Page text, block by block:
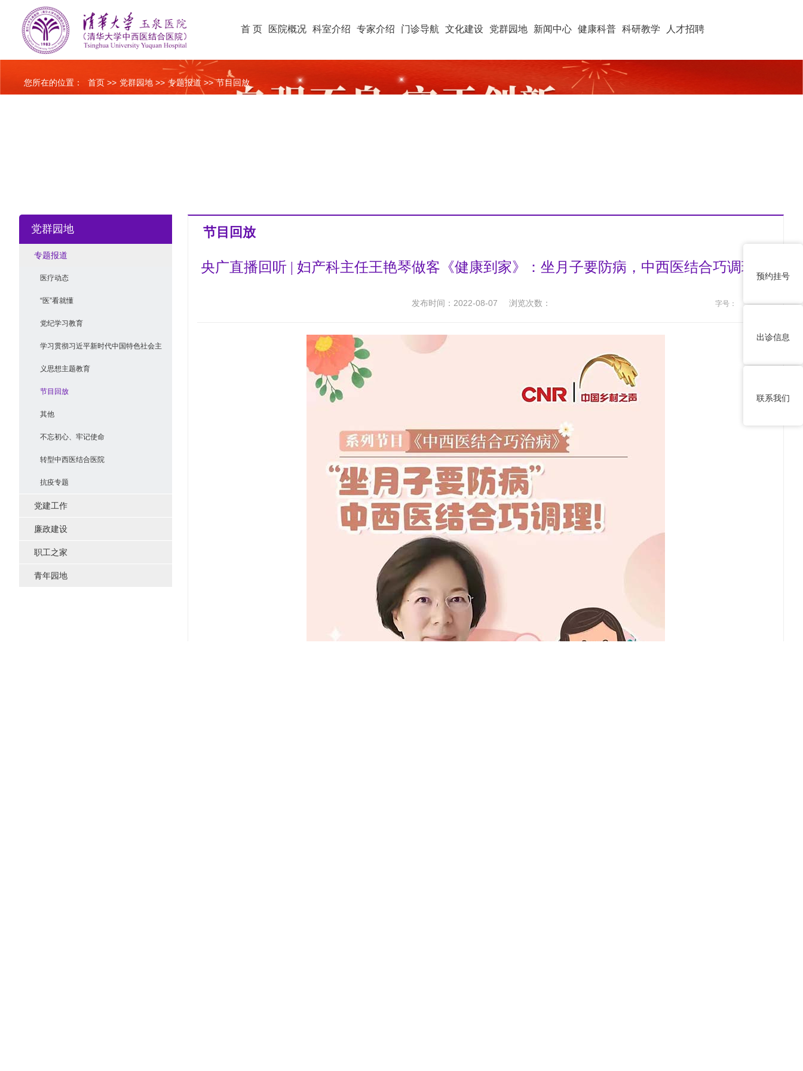
首 页 医院概况 科室介绍 专家介绍 门诊导航 文化建设 党群园地 新闻中心 健康科普 科研教学 人才招聘
您所在的位置： 首页 >> 党群园地 >> 专题报道 >> 节目回放
党群园地
专题报道
医疗动态
“医”看就懂
党纪学习教育
学习贯彻习近平新时代中国特色社会主
义思想主题教育
节目回放
其他
不忘初心、牢记使命
转型中西医结合医院
抗疫专题
党建工作
廉政建设
职工之家
青年园地
节目回放
央广直播回听 | 妇产科主任王艳琴做客《健康到家》：坐月子要防病，中西医结合巧调理！
发布时间：2022-08-07 浏览次数： 字号：
预约挂号
出诊信息
联系我们